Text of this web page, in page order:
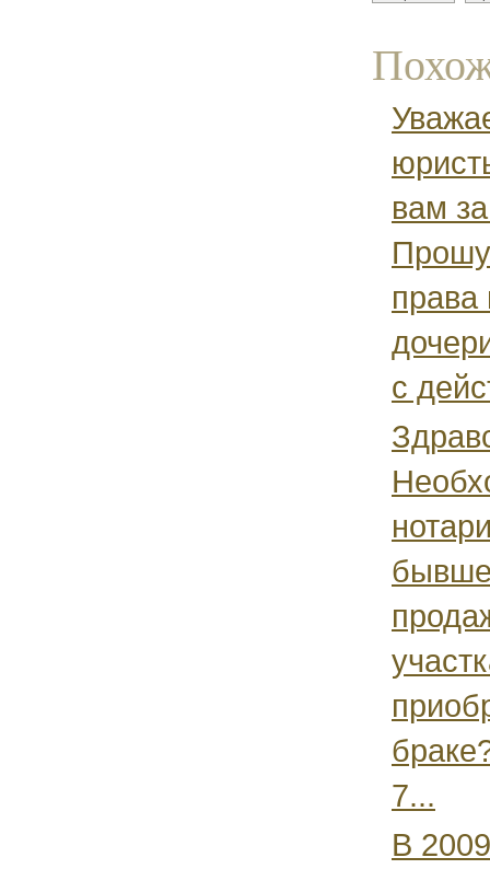
вам
права
с
7...
В